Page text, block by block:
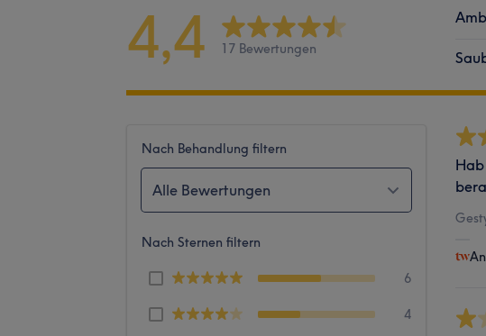
4,4 17 Bewertungen
Nach Behandlung filtern
Alle Bewertungen
Nach Sternen filtern
6
4